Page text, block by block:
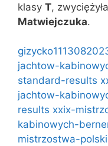
klasy T,
Matwiejczuka.
jachtow-
standard-results
jachtow-
results xxix-
kabinowych-
mistrzostwa-